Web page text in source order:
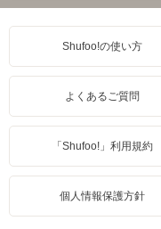
Shufoo!の使い方
よくあるご質問
「Shufoo!」利用規約
個人情報保護方針